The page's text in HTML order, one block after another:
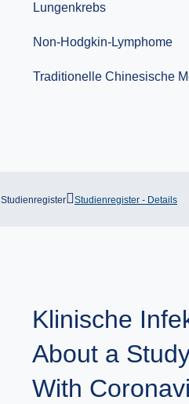
Studienregister Studienregister - Details
Klinische
About a
With